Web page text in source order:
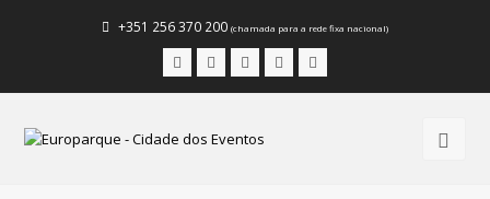
+351 256 370 200 (chamada para a rede fixa nacional)
FacebookInstagram
LinkedInYoutube